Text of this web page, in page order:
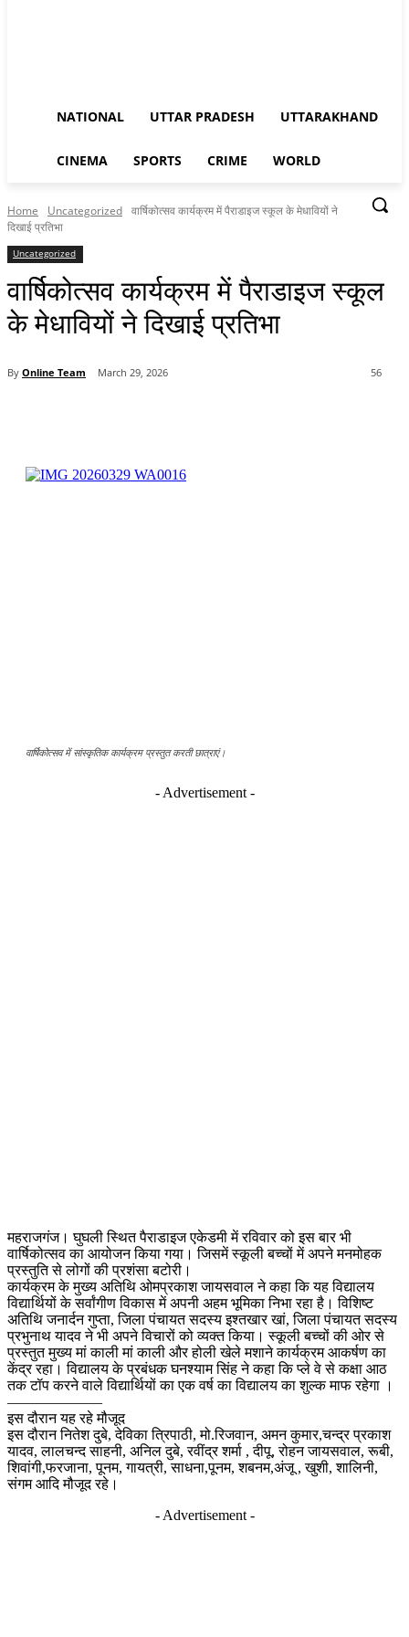
NATIONAL UTTAR PRADESH UTTARAKHAND
CINEMA SPORTS CRIME WORLD
Home Uncategorized वार्षिकोत्सव कार्यक्रम में पैराडाइज स्कूल के मेधावियों ने
दिखाई प्रतिभा
Uncategorized
वार्षिकोत्सव कार्यक्रम में पैराडाइज स्कूल
के मेधावियों ने दिखाई प्रतिभा
By Online Team March 29, 2026 56
वार्षिकोत्सव में सांस्कृतिक कार्यक्रम प्रस्तुत करती छात्राएं।
- Advertisement -
महराजगंज। घुघली स्थित पैराडाइज एकेडमी में रविवार को इस बार भी
वार्षिकोत्सव का आयोजन किया गया। जिसमें स्कूली बच्चों में अपने मनमोहक
प्रस्तुति से लोगों की प्रशंसा बटोरी।
कार्यक्रम के मुख्य अतिथि ओमप्रकाश जायसवाल ने कहा कि यह विद्यालय
विद्यार्थियों के सर्वांगीण विकास में अपनी अहम भूमिका निभा रहा है। विशिष्ट
अतिथि जनार्दन गुप्ता, जिला पंचायत सदस्य इश्तखार खां, जिला पंचायत सदस्य
प्रभुनाथ यादव ने भी अपने विचारों को व्यक्त किया। स्कूली बच्चों की ओर से
प्रस्तुत मुख्य मां काली मां काली और होली खेले मशाने कार्यक्रम आकर्षण का
केंद्र रहा। विद्यालय के प्रबंधक घनश्याम सिंह ने कहा कि प्ले वे से कक्षा आठ
तक टॉप करने वाले विद्यार्थियों का एक वर्ष का विद्यालय का शुल्क माफ रहेगा ।
——————–
इस दौरान यह रहे मौजूद
इस दौरान नितेश दुबे, देविका त्रिपाठी, मो.रिजवान, अमन कुमार,चन्द्र प्रकाश
यादव, लालचन्द साहनी, अनिल दुबे, रवींद्र शर्मा , दीपू, रोहन जायसवाल, रूबी,
शिवांगी,फरजाना, पूनम, गायत्री, साधना,पूनम, शबनम,अंजू , खुशी, शालिनी,
संगम आदि मौजूद रहे।
- Advertisement -